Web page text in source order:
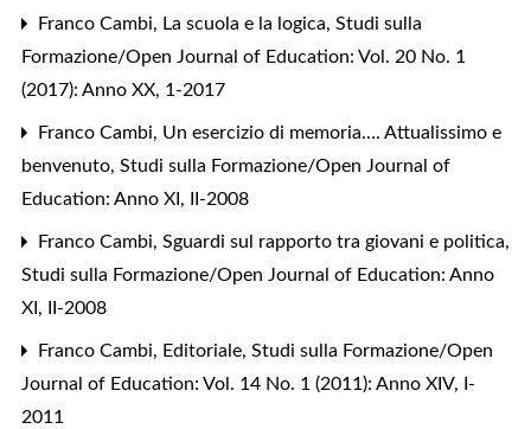
Franco Cambi, La scuola e la logica, Studi sulla
Formazione/Open Journal of Education: Vol. 20 No. 1
(2017): Anno XX, 1-2017
Franco Cambi, Un esercizio di memoria…. Attualissimo e
benvenuto, Studi sulla Formazione/Open Journal of
Education: Anno XI, II-2008
Franco Cambi, Sguardi sul rapporto tra giovani e politica,
Studi sulla Formazione/Open Journal of Education: Anno
XI, II-2008
Franco Cambi, Editoriale, Studi sulla Formazione/Open
Journal of Education: Vol. 14 No. 1 (2011): Anno XIV, I-
2011